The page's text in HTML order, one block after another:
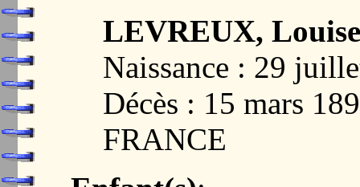
LEVREUX,
Naissance : 29
Décès : 15 mars
FRANCE